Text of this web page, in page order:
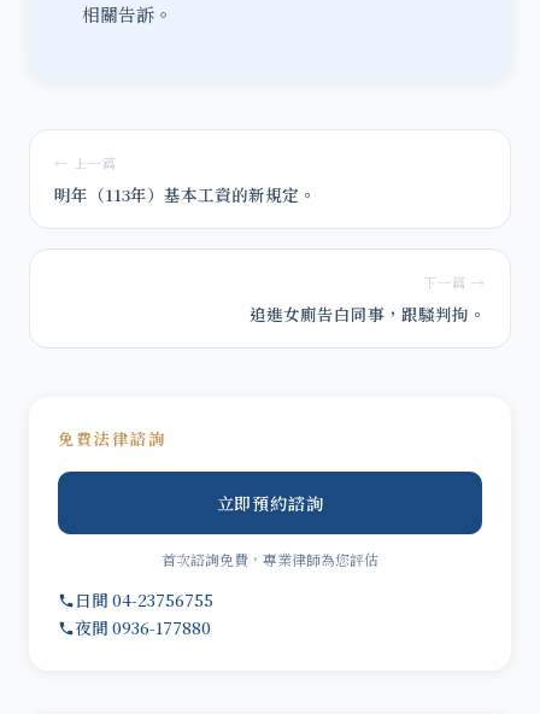
相關告訴。
← 上一篇
明年（113年）基本工資的新規定。
下一篇 →
追進女廁告白同事，跟騷判拘。
免費法律諮詢
立即預約諮詢
首次諮詢免費，專業律師為您評估
日間 04-23756755
夜間 0936-177880